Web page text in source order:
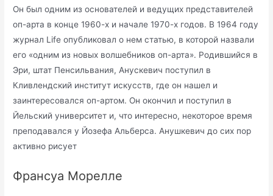
Он был одним из основателей и ведущих представителей
оп-арта в конце 1960-х и начале 1970-х годов. В 1964 году
журнал Life опубликовал о нем статью, в которой назвали
его «одним из новых волшебников оп-арта». Родившийся в
Эри, штат Пенсильвания, Анускевич поступил в
Кливлендский институт искусств, где он нашел и
заинтересовался оп-артом. Он окончил и поступил в
Йельский университет и, что интересно, некоторое время
преподавался у Йозефа Альберса. Анушкевич до сих пор
активно рисует
Франсуа Морелле